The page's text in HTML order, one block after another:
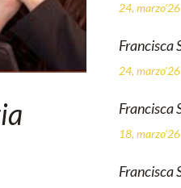
24, marzo'26
Francisca
24, marzo'26
Francisca
18, marzo'26
Francisca